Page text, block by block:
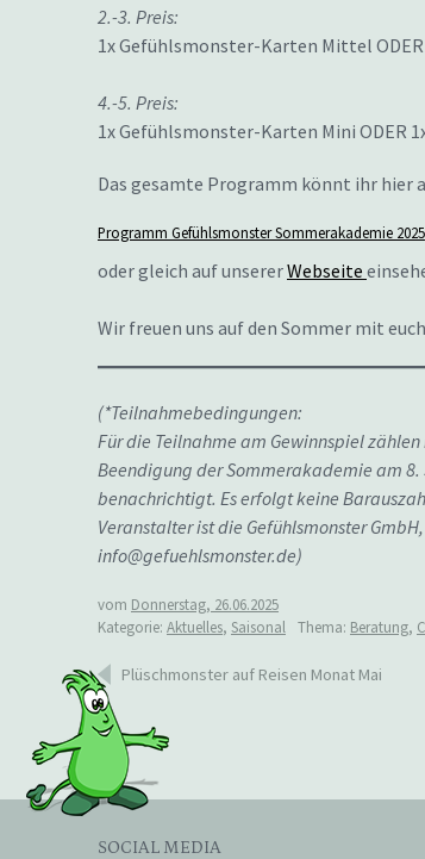
2.-3. Preis:
1x Gefühlsmonster-Karten Mittel
4.-5. Preis:
1x Gefühlsmonster-Karten Mini ODER
Das gesamte Programm könnt ihr hier
Programm Gefühlsmonster Sommerakademie 2025
oder gleich auf unsererWebseite
Wir freuen uns auf den Sommer mit
(*Teilnahmebedingungen:
Für die Teilnahme am Gewinnspiel
Beendigung der Sommerakademie am
benachrichtigt. Es erfolgt keine
Veranstalter ist die Gefühlsmonster
info@gefuehlsmonster.de)
vom Donnerstag, 26.06.2025
Kategorie: Aktuelles, Saisonal Thema: Beratung,
Beitragsnavigation
Plüschmonster auf Reisen Monat Mai
SOCIAL MEDIA